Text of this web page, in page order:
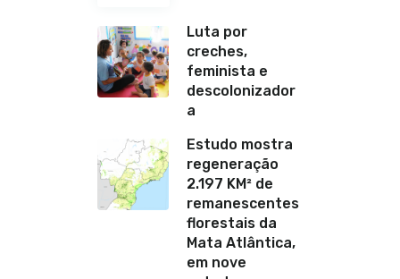
Luta por
creches,
feminista e
descolonizador
a
Estudo mostra
regeneração
2.197 KM² de
remanescentes
florestais da
Mata Atlântica,
em nove